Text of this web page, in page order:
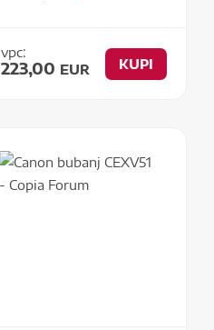
vpc:
223,00 EUR KUPI